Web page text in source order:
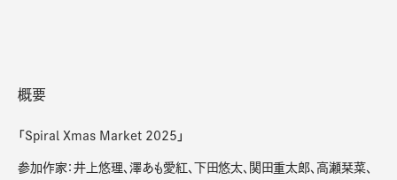
概要
「Spiral Xmas Market 2025」
参加作家：井上悠理、澤あも愛紅、下田悠太、関田重太郎、高瀬栞菜、